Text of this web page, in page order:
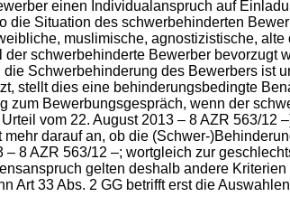
einen Individualanspruch auf
die Situation des schwerbehinderten
muslimische, agnostizistische,
schwerbehinderte Bewerber
Schwerbehinderung des Bewerbers ist
stellt dies eine behinderungsbedingte
zum Bewerbungsgespräch, wenn der
vom 22. August 2013 – 8 AZR 563/
mehr darauf an, ob die (Schwer-
– 8 AZR 563/12 –; wortgleich zur
gelten deshalb andere
Art 33 Abs. 2 GG betrifft erst die